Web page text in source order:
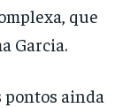
que
Garcia.
ainda